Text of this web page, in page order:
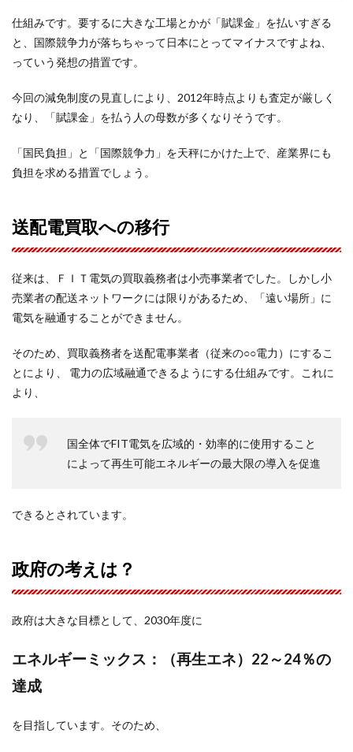
仕組みです。要するに大きな工場とかが「賦課金」を払いすぎる
と、国際競争力が落ちちゃって日本にとってマイナスですよね、
っていう発想の措置です。
今回の減免制度の見直しにより、2012年時点よりも査定が厳しく
なり、「賦課金」を払う人の母数が多くなりそうです。
「国民負担」と「国際競争力」を天秤にかけた上で、産業界にも
負担を求める措置でしょう。
送配電買取への移行
従来は、ＦＩＴ電気の買取義務者は小売事業者でした。しかし小
売業者の配送ネットワークには限りがあるため、「遠い場所」に
電気を融通することができません。
そのため、買取義務者を送配電事業者（従来の○○電力）にするこ
とにより、 電力の広域融通できるようにする仕組みです。これに
より、
国全体でFIT電気を広域的・効率的に使用すること
によって再生可能エネルギーの最大限の導入を促進
できるとされています。
政府の考えは？
政府は大きな目標として、2030年度に
エネルギーミックス：（再生エネ）22～24％の
達成
を目指しています。そのため、